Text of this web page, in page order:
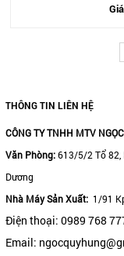
THÔNG TIN LIÊN HỆ
CÔNG TY TNHH MTV
Văn Phòng:613/5/2 Tổ 82,
Dương
Nhà Máy Sản Xuất: 1/91
Điện thoại: 0989 768
Email: